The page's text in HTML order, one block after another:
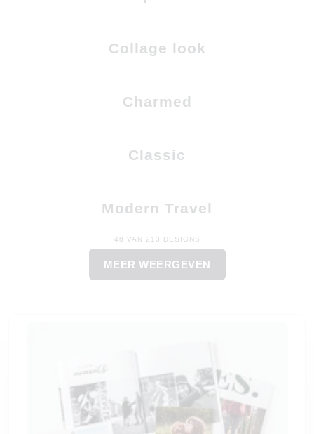
Collage look
Charmed
Classic
Modern Travel
48 VAN 213 DESIGNS
MEER WEERGEVEN